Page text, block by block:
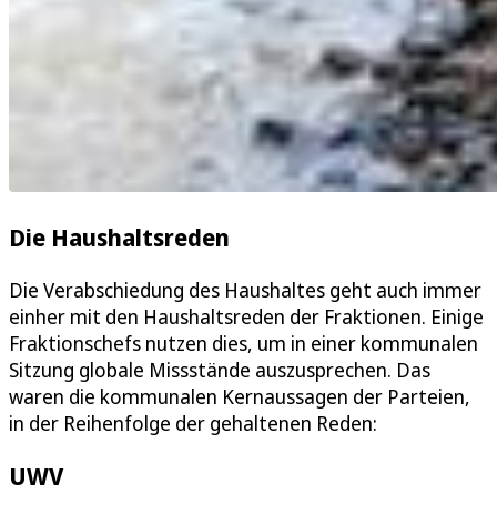
Die Haushaltsreden
Die Verabschiedung des Haushaltes geht auch immer
einher mit den Haushaltsreden der Fraktionen. Einige
Fraktionschefs nutzen dies, um in einer kommunalen
Sitzung globale Missstände auszusprechen. Das
waren die kommunalen Kernaussagen der Parteien,
in der Reihenfolge der gehaltenen Reden:
UWV